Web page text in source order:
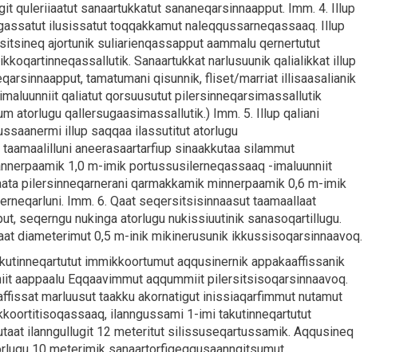
quleriiaatut sanaartukkatut sananeqarsinnaapput. Imm. 4. Illup
ilusissatut toqqakkamut naleqqussarneqassaaq. Illup
ajortunik suliarienqassapput aammalu qernertutut
Sanaartukkat narlusuunik qalialikkat illup
tamatumani qisunnik, fliset/marriat illisaasalianik
qaliatut qorsuusutut pilersinneqarsimassallutik
atorlugu qallersugaasimassallutik.) Imm. 5. Illup qaliani
illup saqqaa ilassutitut atorlugu
aneerasaartarfiup sinaakkutaa silammut
1,0 m-imik portussusilerneqassaaq -imaluunniit
pilersinneqarnerani qarmakkamik minnerpaamik 0,6 m-imik
Imm. 6. Qaat seqersitsisinnaasut taamaallaat
seqerngu nukinga atorlugu nukissiuutinik sanasoqartillugu.
diameterimut 0,5 m-inik mikinerusunik ikkussisoqarsinnaavoq.
immikkoortumut aqqusinernik appakaaffissanik
aappaalu Eqqaavimmut aqqummiit pilersitsisoqarsinnaavoq.
marluusut taakku akornatigut inissiaqarfimmut nutamut
ilanngussami 1-imi takutinneqartutut
ilanngullugit 12 meteritut silissuseqartussamik. Aqqusineq